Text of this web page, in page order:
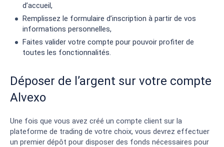
d’accueil,
Remplissez le formulaire d’inscription à partir de vos
informations personnelles,
Faites valider votre compte pour pouvoir profiter de
toutes les fonctionnalités.
Déposer de l’argent sur votre compte
Alvexo
Une fois que vous avez créé un compte client sur la
plateforme de trading de votre choix, vous devrez effectuer
un premier dépôt pour disposer des fonds nécessaires pour